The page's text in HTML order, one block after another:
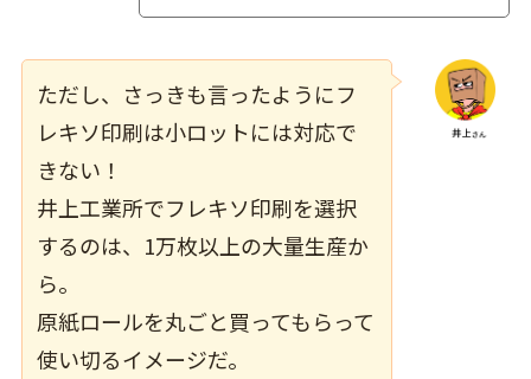
ただし、さっきも言ったようにフ
レキソ印刷は小ロットには対応で
きない！
井上工業所でフレキソ印刷を選択
するのは、1万枚以上の大量生産か
ら。
原紙ロールを丸ごと買ってもらって
使い切るイメージだ。